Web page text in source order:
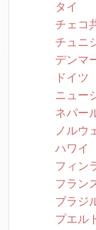
タイ
チェコ
チュニ
デンマ
ドイツ
ニュー
ネパー
ノルウ
ハワイ
フィン
フラン
ブラジ
プエル